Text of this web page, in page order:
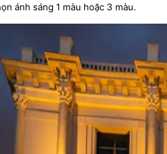
ánh sáng 1 màu hoặc 3 màu.